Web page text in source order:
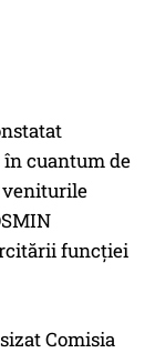
cuantum de
veniturile
funcției
Comisia